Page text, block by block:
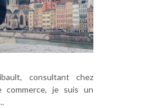
consultant chez
commerce, je suis un